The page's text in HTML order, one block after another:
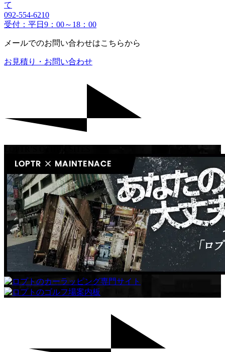
て
092-554-6210
受付：平日9：00～18：00
メールでのお問い合わせはこちらから
お見積り・お問い合わせ